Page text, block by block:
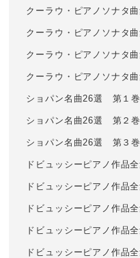
クーラウ・ピアノソナタ
クーラウ・ピアノソナタ
クーラウ・ピアノソナタ
クーラウ・ピアノソナタ
ショパン名曲26選 第１巻
ショパン名曲26選 第２巻
ショパン名曲26選 第３巻
ドビュッシーピアノ作品
ドビュッシーピアノ作品
ドビュッシーピアノ作品
ドビュッシーピアノ作品
ドビュッシーピアノ作品